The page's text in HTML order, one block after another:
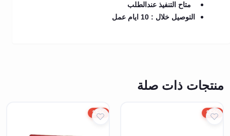
متاح التنفيذ عندالطلب
التوصيل خلال : 10 ايام عمل
منتجات ذات صلة
15%
15%